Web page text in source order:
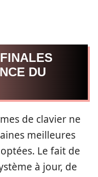
DU
de clavier ne
meilleures
Le fait de
à jour, de